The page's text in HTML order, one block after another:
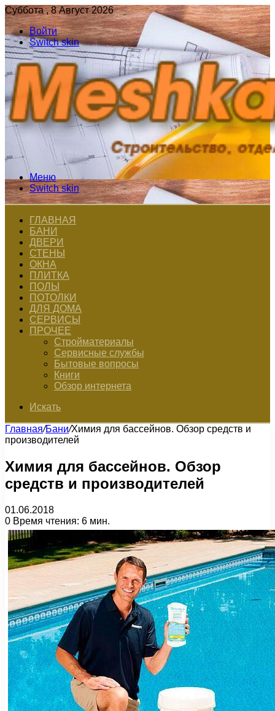
Суббота , 8 Август 2026
Войти
Switch skin
Меню
Switch skin
ГЛАВНАЯ
БАНИ
ДВЕРИ
СТЕНЫ
ОКНА
ПЛИТКА
ПОЛЫ
ПОТОЛКИ
ДЛЯ ДОМА
СЕРВИСЫ
ПРОЧЕЕ
Стройматериалы
Сервисные службы
Бытовые вопросы
Книги
Обзор интернета
Искать
Главная/Бани/Химия для бассейнов. Обзор средств и
производителей
Химия для бассейнов. Обзор
средств и производителей
01.06.2018
0 Время чтения: 6 мин.